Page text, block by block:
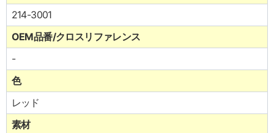
214-3001
OEM品番/クロスリファレンス
-
色
レッド
素材